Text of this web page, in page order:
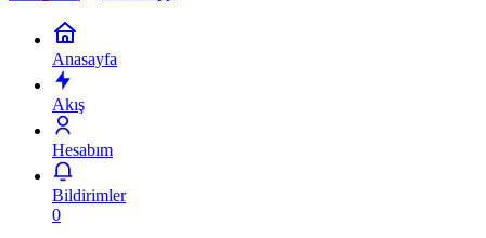
Anasayfa
Akış
Hesabım
Bildirimler
0